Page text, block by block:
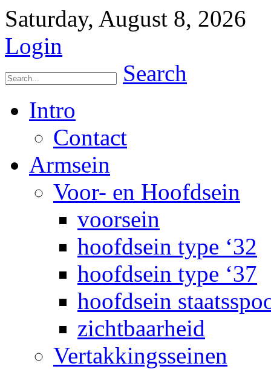
Saturday, August 8, 2026
Login
Search
Intro
Contact
Armsein
Voor- en Hoofdsein
voorsein
hoofdsein type ‘32
hoofdsein type ‘37
hoofdsein
zichtbaarheid
Vertakkingsseinen